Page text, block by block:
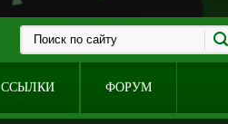
ССЫЛКИ ФОРУМ